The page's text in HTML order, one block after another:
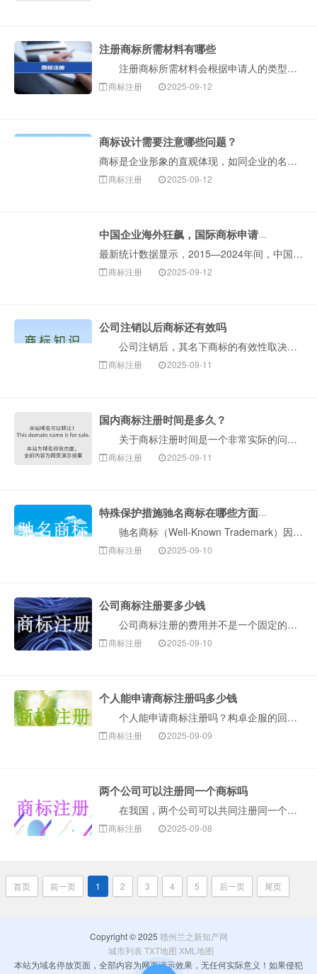
注册商标所需材料有哪些
注册商标所需材料会根据申请人的类型（公司或个人）有所不同。以下是构卓企服整理的详细清单和说明，您可以对照准备。 一、核心必备材料 1.商标图样···
商标注册 2025-09-12
商标设计需要注意哪些问题？
商标是企业形象的直观体现，如同企业的名片。一个设计独特、与企业理念相符的商标，能迅速吸引消费者注意力，在同质化严重的市场中，商标是企业区分自身产品或服···
商标注册 2025-09-12
中国企业海外狂飙，国际商标申请保持全球第一！
最新统计数据显示，2015—2024年间，中国申请人海外商标申请的年均增速约29%。截至统计时，2024年，中国海外商标申请约31.5万件···
商标注册 2025-09-12
公司注销以后商标还有效吗
公司注销后，其名下商标的有效性取决于注销前的处置方式及后续法律程序。以下是构卓企服介绍关键法律要点及实务操作指引： 一、基础规则：公司注销≠商标···
商标注册 2025-09-11
国内商标注册时间是多久？
关于商标注册时间是一个非常实际的问题。国内商标注册的整个流程，如果一切顺利，通常需要6至9个月左右。但是，这个时间受到多种因素影响，下面构卓企服为···
商标注册 2025-09-11
特殊保护措施驰名商标在哪些方面突显
驰名商标（Well-Known Trademark）因其具有极高的知名度和商业价值，法律赋予了其远强于普通注册商标的特殊（扩大）保护。这是一个非常···
商标注册 2025-09-10
公司商标注册要多少钱
公司商标注册的费用并不是一个固定的数字，它会根据您选择的注册方式、注册的类别数量以及遇到的实际情况而有所不同。总的来说，费用主要由两部分构成：1.···
商标注册 2025-09-10
个人能申请商标注册吗多少钱
个人能申请商标注册吗？构卓企服的回答：当然可以！个人（自然人）是可以申请商标注册的。只要你是我国大陆的公民，并且有真实、有效的经营活动（比如是个体···
商标注册 2025-09-09
两个公司可以注册同一个商标吗
在我国，两个公司可以共同注册同一个商标。根据我国商标法第五条规定：“两个以上的自然人、法人或者其他组织可以共同向商标局申请注册同一商标，共同享有和···
商标注册 2025-09-08
首页 前一页 1 2 3 4 5 后一页 尾页
Copyright © 2025 赣州兰之新知产网
城市列表 TXT地图 XML地图
本站为域名停放页面，全部内容为网页演示效果，无任何实际意义！如果侵犯